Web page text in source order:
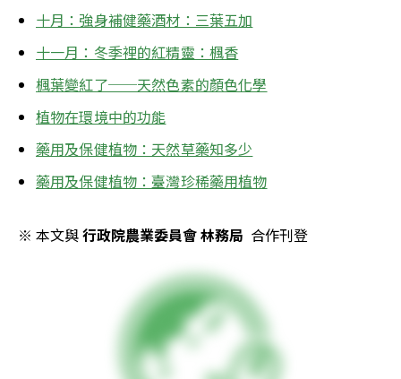
十月：強身補健藥酒材：三葉五加
十一月：冬季裡的紅精靈：楓香
楓葉變紅了──天然色素的顏色化學
植物在環境中的功能
藥用及保健植物：天然草藥知多少
藥用及保健植物：臺灣珍稀藥用植物
※ 本文與 行政院農業委員會 林務局 合作刊登